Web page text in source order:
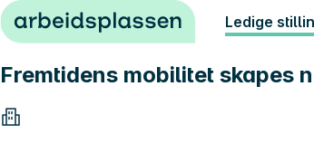
Hopp til innhold Ledige
Fremtidens mobilitet skapes